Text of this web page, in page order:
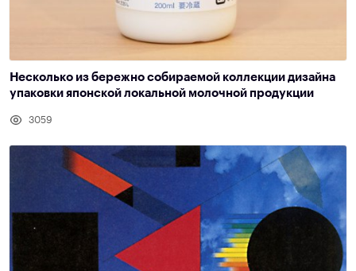
Несколько из бережно собираемой коллекции дизайна
упаковки японской локальной молочной продукции
3059